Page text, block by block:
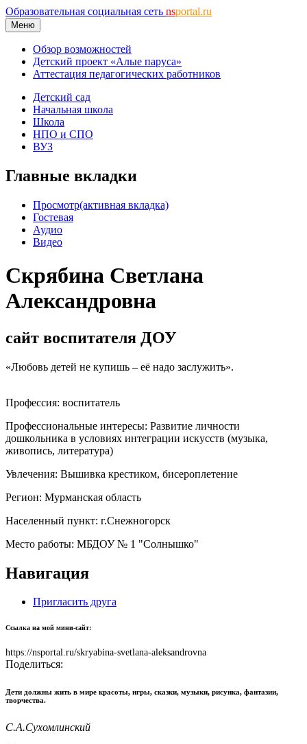
Образовательная социальная сеть nsportal.ru
Меню
Обзор возможностей
Детский проект «Алые паруса»
Аттестация педагогических работников
Детский сад
Начальная школа
Школа
НПО и СПО
ВУЗ
Главные вкладки
Просмотр(активная вкладка)
Гостевая
Аудио
Видео
Скрябина Светлана
Александровна
сайт воспитателя ДОУ
«Любовь детей не купишь – её надо заслужить».
Профессия: воспитатель
Профессиональные интересы: Развитие личности
дошкольника в условиях интеграции искусств (музыка,
живопись, литература)
Увлечения: Вышивка крестиком, бисероплетение
Регион: Мурманская область
Населенный пункт: г.Снежногорск
Место работы: МБДОУ № 1 "Солнышко"
Навигация
Пригласить друга
Ссылка на мой мини-сайт:
https://nsportal.ru/skryabina-svetlana-aleksandrovna
Поделиться:
Дети должны жить в мире красоты, игры, сказки, музыки, рисунка, фантазии,
творчества.
С.А.Сухомлинский